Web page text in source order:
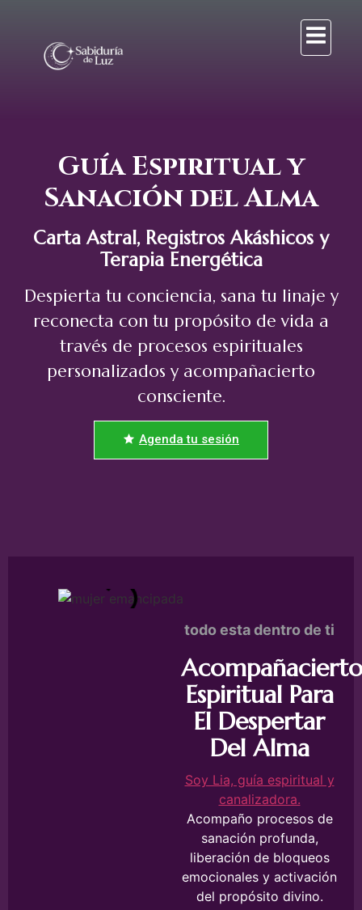
Guía Espiritual y
Sanación del Alma
Carta Astral, Registros Akáshicos y
Terapia Energética
Despierta tu conciencia, sana tu linaje y
reconecta con tu propósito de vida a
través de procesos espirituales
personalizados y acompañacierto
consciente.
Agenda tu sesión
todo esta dentro de ti
Acompañacierto
Espiritual Para
El Despertar
Del Alma
Soy Lia, guía espiritual y
canalizadora.
Acompaño procesos de
sanación profunda,
liberación de bloqueos
emocionales y activación
del propósito divino.